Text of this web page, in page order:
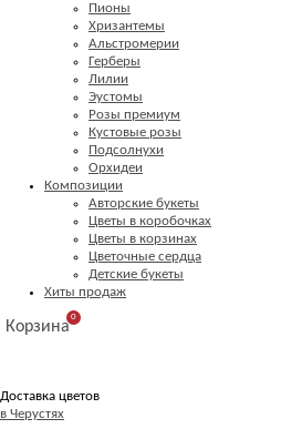
Пионы
Хризантемы
Альстромерии
Герберы
Лилии
Эустомы
Розы премиум
Кустовые розы
Подсолнухи
Орхидеи
Композиции
Авторские букеты
Цветы в коробочках
Цветы в корзинах
Цветочные сердца
Детские букеты
Хиты продаж
Корзина
0
Доставка цветов
в Черустях